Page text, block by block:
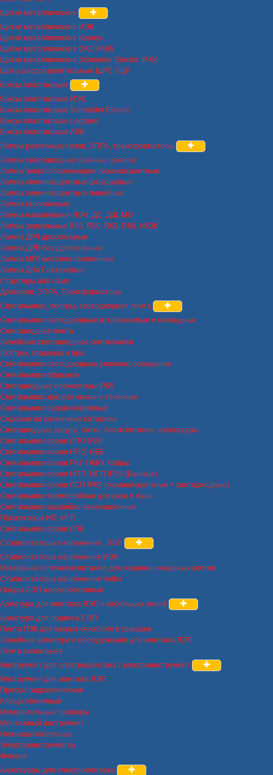
Щитки металлические
Щитки металлические ИЭК
Щитки металлические Кронус
Щитки металлические DKC IP-65
Щитки металлические Schneider Electric IP-66
Щиты распределительные ЩРС / ЩР
Боксы пластиковые
Боксы пластиковые ИЭК
Боксы пластиковые Schneider Electric
Боксы пластиковые Legrand
Боксы пластиковые ABB
Лампы различных типов, ЭПРА, трансформаторы
Лампы светодиодные (разные цоколи)
Лампы энергосберегающие люминисцентные
Лампы люминисцентные штырьковые
Лампы люминисцентные линейные
Лампы галогеновые
Лампы накаливания ЛОН, ДС, ДШ, МО
Лампы зеркальные R39, R50, R63, R80, ИКЗК
Лампы ДРЛ дроссельные
Лампы ДРВ без дроссельные
Лампы МГЛ металло-галогенные
Лампы ДНаТ натриевые
Стартеры для ламп
Дроссели, ЭПРА, Трансформаторы
Светильники, люстры, светодиодная лента
Светильники светодиодные встраиваемые и накладные
Светодиодная лента
Линейные светодиодные светильники
Люстры, торшеры и бра
Светильники светодиодные уличного освещения
Светильники офисные
Светодиодные прожекторы IP65
Светильники декоративные и точечные
Светильники садово-парковые
Садовые на солнечных батареях
Светодиодные шнуры, сетки, блоки питания, аксессуары
Светильники серии ЛПО IP20
Светильники серии НПО, НББ
Светильники серии РКУ / ЖКУ Кобры
Светильники серии НПП, НСП IP54 (Банные)
Светильники серии ЛСП IP65 (люминисцентные + светодиодные)
Светильники термостойкие для саун и бань
Светильники аварийно-эвакуационные
Прожекторы ИО, МГЛ
Светильники серии ЛПБ
Стабилизаторы напряжения , ИБП
Стабилизаторы напряжения ИЭК
Резервные источники питания для охранно-пожарных систем
Стабилизаторы напряжения Volter
Опоры ЛЭП железобетонные
Арматура для монтажа ЛЭП и кабельных линий
Арматура для подвеса СИП
Плита ПЗК для закрытия кабеля в траншее
Линейная арматура и оборудование для монтажа ЛЭП
Лента сигнальная
Инструмент для электромонтажа / электроинструмент
Инструмент для монтажа ЛЭП
Прессы гидравлические
Клещи обжимные
Измерительные приборы
Монтажный инструмент
Ножницы кабельные
Электроинструменты
Фонари
Аксессуары для электромонтажа